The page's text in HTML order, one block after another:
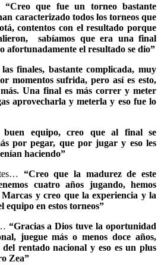
“Creo que fue un torneo bastante
caracterizado todos los torneos que
contentos con el resultado porque
sabíamos que era una final
afortunadamente el resultado se dio”
finales, bastante complicada, muy
momentos sufrida, pero así es esto,
Una final es más correr y meter
aprovecharla y meterla y eso fue lo
buen equipo, creo que al final se
por pegar, que por jugar y eso les
haciendo”
“Creo que la madurez de este
cuatro años jugando, hemos
y creo que la experiencia y la
equipo en estos torneos”
“Gracias a Dios tuve la oportunidad
juegue más o menos doce años,
del rentado nacional y eso es un plus
Zea”